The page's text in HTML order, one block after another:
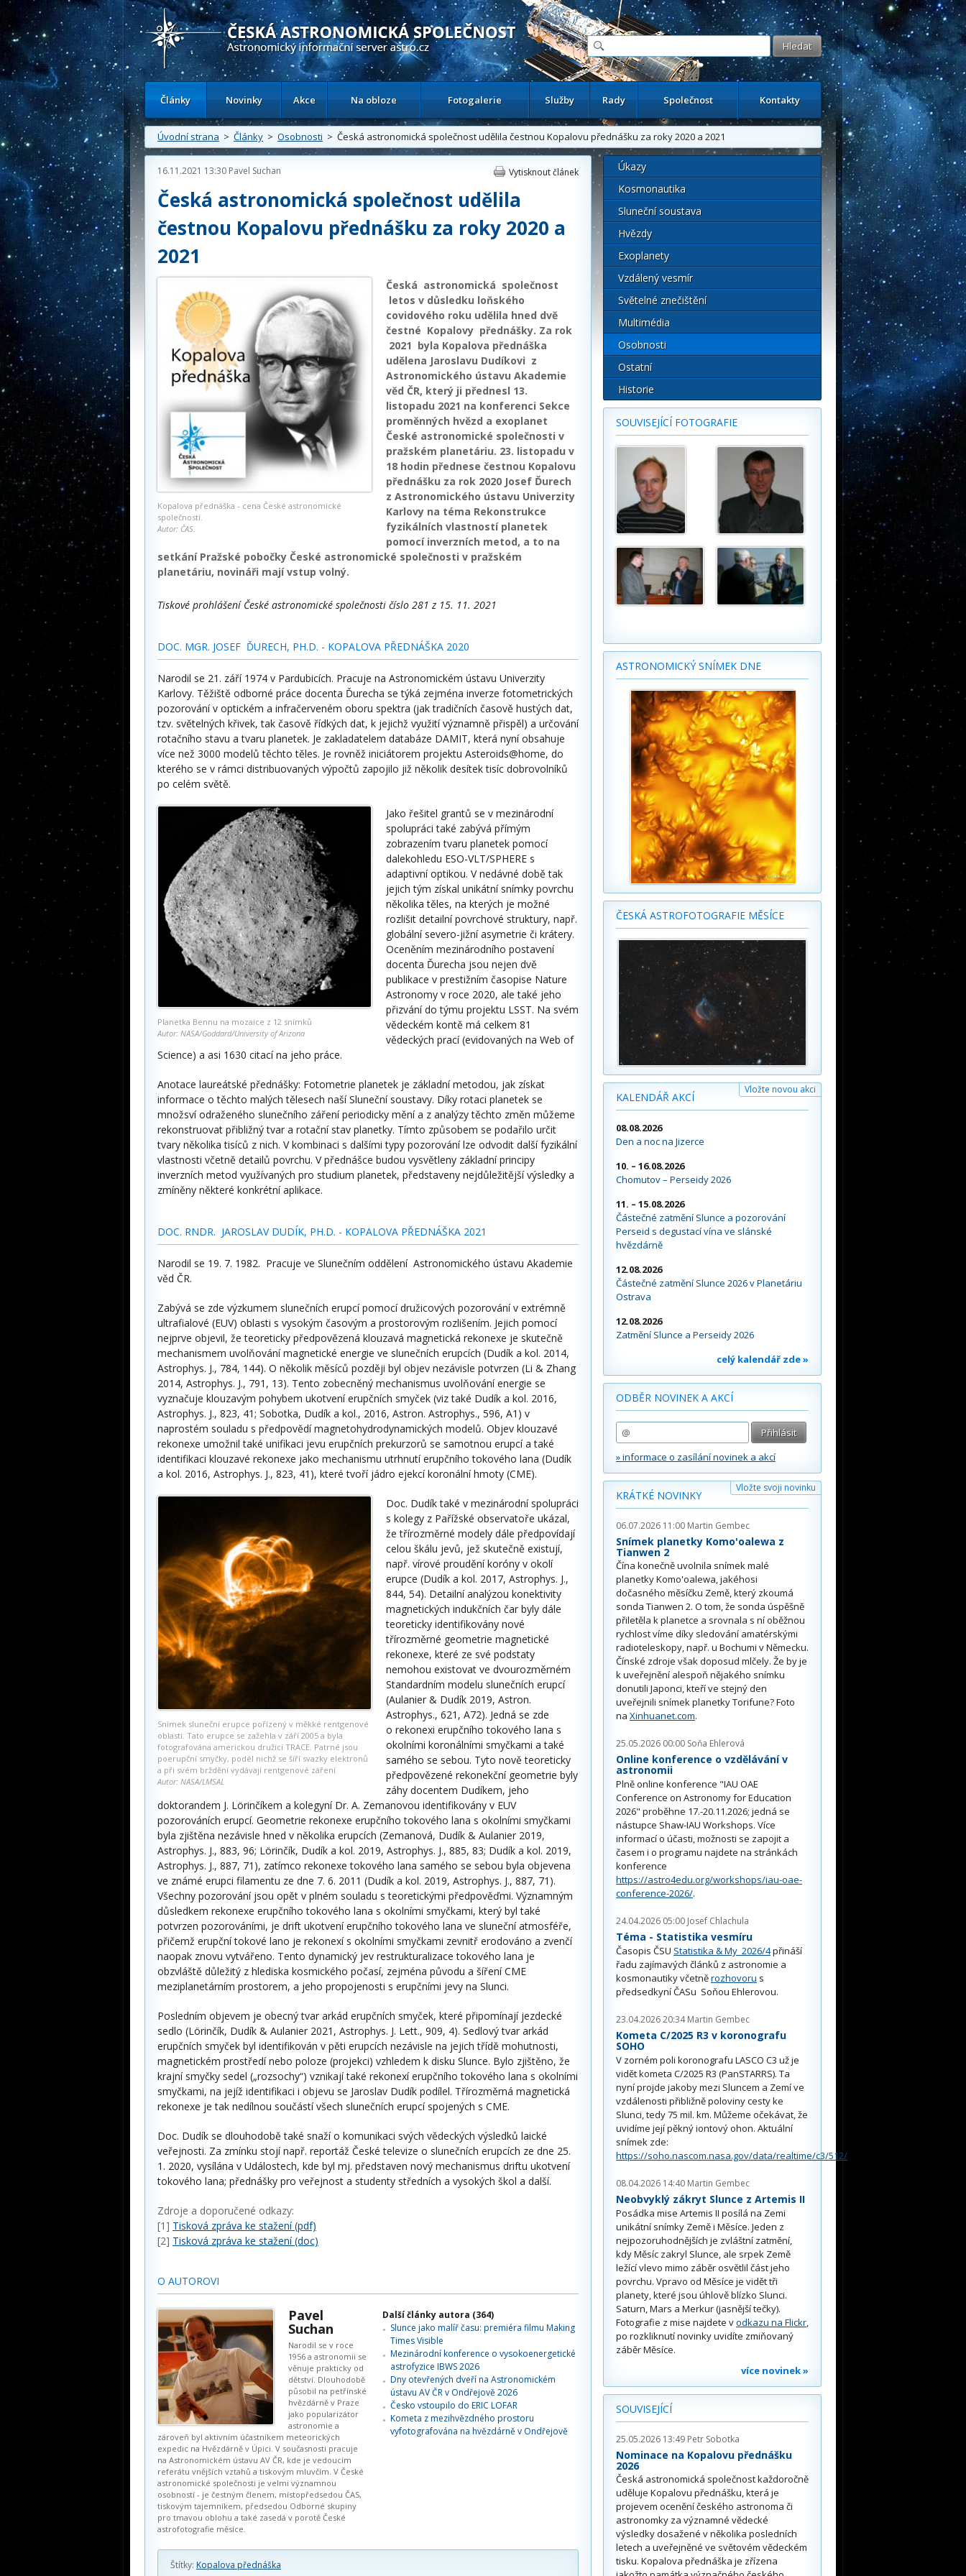
Česká astronomická společnost - Informační astronomický server
Články Novinky Akce Na obloze Fotogalerie Služby Rady Společnost Kontakty
Úvodní strana > Články > Osobnosti > Česká astronomická společnost udělila čestnou Kopalovu přednášku za roky 2020 a 2021
16.11.2021 13:30 Pavel Suchan Vytisknout článek
Česká astronomická společnost udělila
čestnou Kopalovu přednášku za roky 2020 a
2021
Kopalova přednáška - cena České astronomické
společnosti.
Autor: ČAS.
Česká astronomická společnost
letos v důsledku loňského
covidového roku udělila hned dvě
čestné Kopalovy přednášky. Za rok
2021 byla Kopalova přednáška
udělena Jaroslavu Dudíkovi z
Astronomického ústavu Akademie
věd ČR, který ji přednesl 13.
listopadu 2021 na konferenci Sekce
proměnných hvězd a exoplanet
České astronomické společnosti v
pražském planetáriu. 23. listopadu v
18 hodin přednese čestnou Kopalovu
přednášku za rok 2020 Josef Ďurech
z Astronomického ústavu Univerzity
Karlovy na téma Rekonstrukce
fyzikálních vlastností planetek
pomocí inverzních metod, a to na
setkání Pražské pobočky České astronomické společnosti v pražském
planetáriu, novináři mají vstup volný.
Tiskové prohlášení České astronomické společnosti číslo 281 z 15. 11. 2021
DOC. MGR. JOSEF ĎURECH, PH.D. - KOPALOVA PŘEDNÁŠKA 2020
Narodil se 21. září 1974 v Pardubicích. Pracuje na Astronomickém ústavu Univerzity
Karlovy. Těžiště odborné práce docenta Ďurecha se týká zejména inverze fotometrických
pozorování v optickém a infračerveném oboru spektra (jak tradičních časově hustých dat,
tzv. světelných křivek, tak časově řídkých dat, k jejichž využití významně přispěl) a určování
rotačního stavu a tvaru planetek. Je zakladatelem databáze DAMIT, která nyní obsahuje
více než 3000 modelů těchto těles. Je rovněž iniciátorem projektu Asteroids@home, do
kterého se v rámci distribuovaných výpočtů zapojilo již několik desítek tisíc dobrovolníků
po celém světě.
Planetka Bennu na mozaice z 12 snímků
Autor: NASA/Goddard/University of Arizona
Jako řešitel grantů se v mezinárodní
spolupráci také zabývá přímým
zobrazením tvaru planetek pomocí
dalekohledu ESO-VLT/SPHERE s
adaptivní optikou. V nedávné době tak
jejich tým získal unikátní snímky povrchu
několika těles, na kterých je možné
rozlišit detailní povrchové struktury, např.
globální severo-jižní asymetrie či krátery.
Oceněním mezinárodního postavení
docenta Ďurecha jsou nejen dvě
publikace v prestižním časopise Nature
Astronomy v roce 2020, ale také jeho
přizvání do týmu projektu LSST. Na svém
vědeckém kontě má celkem 81
vědeckých prací (evidovaných na Web of
Science) a asi 1630 citací na jeho práce.
Anotace laureátské přednášky: Fotometrie planetek je základní metodou, jak získat
informace o těchto malých tělesech naší Sluneční soustavy. Díky rotaci planetek se
množsví odraženého slunečního záření periodicky mění a z analýzy těchto změn můžeme
rekonstruovat přibližný tvar a rotační stav planetky. Tímto způsobem se podařilo určit
tvary několika tisíců z nich. V kombinaci s dalšími typy pozorování lze odvodit další fyzikální
vlastnosti včetně detailů povrchu. V přednášce budou vysvětleny základní principy
inverzních metod využívaných pro studium planetek, představeny nejdůležitější výsledky a
zmíněny některé konkrétní aplikace.
DOC. RNDR. JAROSLAV DUDÍK, PH.D. - KOPALOVA PŘEDNÁŠKA 2021
Narodil se 19. 7. 1982. Pracuje ve Slunečním oddělení Astronomického ústavu Akademie
věd ČR.
Zabývá se zde výzkumem slunečních erupcí pomocí družicových pozorování v extrémně
ultrafialové (EUV) oblasti s vysokým časovým a prostorovým rozlišením. Jejich pomocí
nejprve objevil, že teoreticky předpovězená klouzavá magnetická rekonexe je skutečně
mechanismem uvolňování magnetické energie ve slunečních erupcích (Dudík a kol. 2014,
Astrophys. J., 784, 144). O několik měsíců později byl objev nezávisle potvrzen (Li & Zhang
2014, Astrophys. J., 791, 13). Tento zobecněný mechanismus uvolňování energie se
vyznačuje klouzavým pohybem ukotvení erupčních smyček (viz také Dudík a kol. 2016,
Astrophys. J., 823, 41; Sobotka, Dudík a kol., 2016, Astron. Astrophys., 596, A1) v
naprostém souladu s předpovědí magnetohydrodynamických modelů. Objev klouzavé
rekonexe umožnil také unifikaci jevu erupčních prekurzorů se samotnou erupcí a také
identifikaci klouzavé rekonexe jako mechanismu utrhnutí erupčního tokového lana (Dudík
a kol. 2016, Astrophys. J., 823, 41), které tvoří jádro ejekcí koronální hmoty (CME).
Snímek sluneční erupce pořízený v měkké rentgenové
oblasti. Tato erupce se zažehla v září 2005 a byla
fotografována americkou družicí TRACE. Patrné jsou
poerupční smyčky, podél nichž se šíří svazky elektronů
a při svém brždění vydávají rentgenové záření
Autor: NASA/LMSAL
Doc. Dudík také v mezinárodní spolupráci
s kolegy z Pařížské observatoře ukázal,
že třírozměrné modely dále předpovídají
celou škálu jevů, jež skutečně existují,
např. vírové proudění koróny v okolí
erupce (Dudík a kol. 2017, Astrophys. J.,
844, 54). Detailní analýzou konektivity
magnetických indukčních čar byly dále
teoreticky identifikovány nové
třírozměrné geometrie magnetické
rekonexe, které ze své podstaty
nemohou existovat ve dvourozměrném
Standardním modelu slunečních erupcí
(Aulanier & Dudík 2019, Astron.
Astrophys., 621, A72). Jedná se zde
o rekonexi erupčního tokového lana s
okolními koronálními smyčkami a také
samého se sebou. Tyto nově teoreticky
předpovězené rekonekční geometrie byly
záhy docentem Dudíkem, jeho
doktorandem J. Lörinčíkem a kolegyní Dr. A. Zemanovou identifikovány v EUV
pozorováních erupcí. Geometrie rekonexe erupčního tokového lana s okolními smyčkami
byla zjištěna nezávisle hned v několika erupcích (Zemanová, Dudík & Aulanier 2019,
Astrophys. J., 883, 96; Lörinčík, Dudík a kol. 2019, Astrophys. J., 885, 83; Dudík a kol. 2019,
Astrophys. J., 887, 71), zatímco rekonexe tokového lana samého se sebou byla objevena
ve známé erupci filamentu ze dne 7. 6. 2011 (Dudík a kol. 2019, Astrophys. J., 887, 71).
Všechny pozorování jsou opět v plném souladu s teoretickými předpověďmi. Významným
důsledkem rekonexe erupčního tokového lana s okolními smyčkami, který byl také
potvrzen pozorováními, je drift ukotvení erupčního tokového lana ve sluneční atmosféře,
přičemž erupční tokové lano je rekonexí s okolními smyčkami zevnitř erodováno a zvenčí
naopak znovu vytvářeno. Tento dynamický jev restrukturalizace tokového lana je
obzvláště důležitý z hlediska kosmického počasí, zejména původu a šíření CME
meziplanetárním prostorem, a jeho propojenosti s erupčními jevy na Slunci.
Posledním objevem je obecný tvar arkád erupčních smyček, které připomínají jezdecké
sedlo (Lörinčík, Dudík & Aulanier 2021, Astrophys. J. Lett., 909, 4). Sedlový tvar arkád
erupčních smyček byl identifikován v pěti erupcích nezávisle na jejich třídě mohutnosti,
magnetickém prostředí nebo poloze (projekci) vzhledem k disku Slunce. Bylo zjištěno, že
krajní smyčky sedel („rozsochy“) vznikají také rekonexí erupčního tokového lana s okolními
smyčkami, na jejíž identifikaci i objevu se Jaroslav Dudík podílel. Třírozměrná magnetická
rekonexe je tak nedílnou součástí všech slunečních erupcí spojených s CME.
Doc. Dudík se dlouhodobě také snaží o komunikaci svých vědeckých výsledků laické
veřejnosti. Za zmínku stojí např. reportáž České televize o slunečních erupcích ze dne 25.
1. 2020, vysílána v Událostech, kde byl mj. představen nový mechanismus driftu ukotvení
tokového lana; přednášky pro veřejnost a studenty středních a vysokých škol a další.
Zdroje a doporučené odkazy:
[1] Tisková zpráva ke stažení (pdf)
[2] Tisková zpráva ke stažení (doc)
O AUTOROVI
Pavel
Suchan
Narodil se v roce
1956 a astronomii se
věnuje prakticky od
dětství. Dlouhodobě
působil na petřínské
hvězdárně v Praze
jako popularizátor
astronomie a
zároveň byl aktivním účastníkem meteorických
expedic na Hvězdárně v Úpici. V současnosti pracuje
na Astronomickém ústavu AV ČR, kde je vedoucím
referátu vnějších vztahů a tiskovým mluvčím. V České
astronomické společnosti je velmi významnou
osobností - je čestným členem, místopředsedou ČAS,
tiskovým tajemníkem, předsedou Odborné skupiny
pro tmavou oblohu a také zasedá v porotě České
astrofotografie měsíce.
Další články autora (364)
Slunce jako malíř času: premiéra filmu Making
Times Visible
Mezinárodní konference o vysokoenergetické
astrofyzice IBWS 2026
Dny otevřených dveří na Astronomickém
ústavu AV ČR v Ondřejově 2026
Česko vstoupilo do ERIC LOFAR
Kometa z mezihvězdného prostoru
vyfotografována na hvězdárně v Ondřejově
Štítky: Kopalova přednáška
Úkazy
Kosmonautika
Sluneční soustava
Hvězdy
Exoplanety
Vzdálený vesmír
Světelné znečištění
Multimédia
Osobnosti
Ostatní
Historie
SOUVISEJÍCÍ FOTOGRAFIE
ASTRONOMICKÝ SNÍMEK DNE
ČESKÁ ASTROFOTOGRAFIE MĚSÍCE
KALENDÁŘ AKCÍ
Vložte novou akci
08.08.2026
Den a noc na Jizerce
10. – 16.08.2026
Chomutov – Perseidy 2026
11. – 15.08.2026
Částečné zatmění Slunce a pozorování
Perseid s degustací vína ve slánské
hvězdárně
12.08.2026
Částečné zatmění Slunce 2026 v Planetáriu
Ostrava
12.08.2026
Zatmění Slunce a Perseidy 2026
celý kalendář zde »
ODBĚR NOVINEK A AKCÍ
» informace o zasílání novinek a akcí
Vložte svoji novinku
KRÁTKÉ NOVINKY
06.07.2026 11:00 Martin Gembec
Snímek planetky Komo'oalewa z
Tianwen 2
Čína konečně uvolnila snímek malé
planetky Komo'oalewa, jakéhosi
dočasného měsíčku Země, který zkoumá
sonda Tianwen 2. O tom, že sonda úspěšně
přiletěla k planetce a srovnala s ní oběžnou
rychlost víme díky sledování amatérskými
radioteleskopy, např. u Bochumi v Německu.
Čínské zdroje však doposud mlčely. Že by je
k uveřejnění alespoň nějakého snímku
donutili Japonci, kteří ve stejný den
uveřejnili snímek planetky Torifune? Foto
na Xinhuanet.com.
25.05.2026 00:00 Soňa Ehlerová
Online konference o vzdělávání v
astronomii
Plně online konference "IAU OAE
Conference on Astronomy for Education
2026" proběhne 17.-20.11.2026; jedná se
nástupce Shaw-IAU Workshops. Více
informací o účasti, možnosti se zapojit a
časem i o programu najdete na stránkách
konference
https://astro4edu.org/workshops/iau-oae-
conference-2026/.
24.04.2026 05:00 Josef Chlachula
Téma - Statistika vesmíru
Časopis ČSU Statistika & My 2026/4přináší
řadu zajímavých článků z astronomie a
kosmonautiky včetněrozhovoru s
předsedkyní ČASu Soňou Ehlerovou.
23.04.2026 20:34 Martin Gembec
Kometa C/2025 R3 v koronografu
SOHO
V zorném poli koronografu LASCO C3 už je
vidět kometa C/2025 R3 (PanSTARRS). Ta
nyní projde jakoby mezi Sluncem a Zemí ve
vzdálenosti přibližně poloviny cesty ke
Slunci, tedy 75 mil. km. Můžeme očekávat, že
uvidíme její pěkný iontový ohon. Aktuální
snímek zde:
https://soho.nascom.nasa.gov/data/realtime/c3/512/
08.04.2026 14:40 Martin Gembec
Neobvyklý zákryt Slunce z Artemis II
Posádka mise Artemis II posílá na Zemi
unikátní snímky Země i Měsíce. Jeden z
nejpozoruhodnějších je zvláštní zatmění,
kdy Měsíc zakryl Slunce, ale srpek Země
ležící vlevo mimo záběr osvětlil část jeho
povrchu. Vpravo od Měsíce je vidět tři
planety, které jsou úhlově blízko Slunci.
Saturn, Mars a Merkur (jasnější tečky).
Fotografie z mise najdete vodkazu na Flickr,
po rozkliknutí novinky uvidíte zmiňovaný
záběr Měsíce.
více novinek »
SOUVISEJÍCÍ
25.05.2026 13:49 Petr Sobotka
Nominace na Kopalovu přednášku
2026
Česká astronomická společnost každoročně
uděluje Kopalovu přednášku, která je
projevem ocenění českého astronoma či
astronomky za významné vědecké
výsledky dosažené v několika posledních
letech a uveřejněné ve světovém vědeckém
tisku. Kopalova přednáška je zřízena